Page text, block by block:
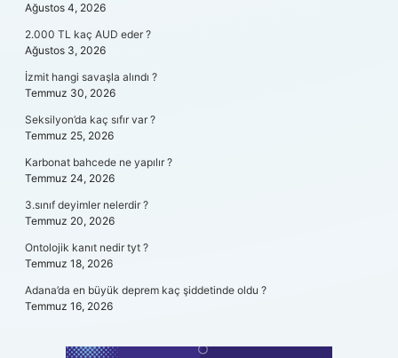
Ağustos 4, 2026
2.000 TL kaç AUD eder ?
Ağustos 3, 2026
İzmit hangi savaşla alındı ?
Temmuz 30, 2026
Seksilyon’da kaç sıfır var ?
Temmuz 25, 2026
Karbonat bahcede ne yapılır ?
Temmuz 24, 2026
3.sınıf deyimler nelerdir ?
Temmuz 20, 2026
Ontolojik kanıt nedir tyt ?
Temmuz 18, 2026
Adana’da en büyük deprem kaç şiddetinde oldu ?
Temmuz 16, 2026